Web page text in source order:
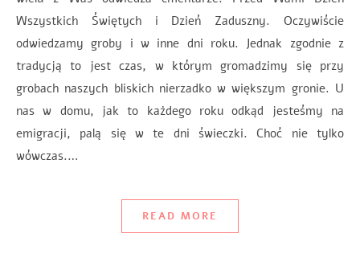
Wszystkich Świętych i Dzień Zaduszny. Oczywiście
odwiedzamy groby i w inne dni roku. Jednak zgodnie z
tradycją to jest czas, w którym gromadzimy się przy
grobach naszych bliskich nierzadko w większym gronie. U
nas w domu, jak to każdego roku odkąd jesteśmy na
emigracji, palą się w te dni świeczki. Choć nie tylko
wówczas.…
READ MORE